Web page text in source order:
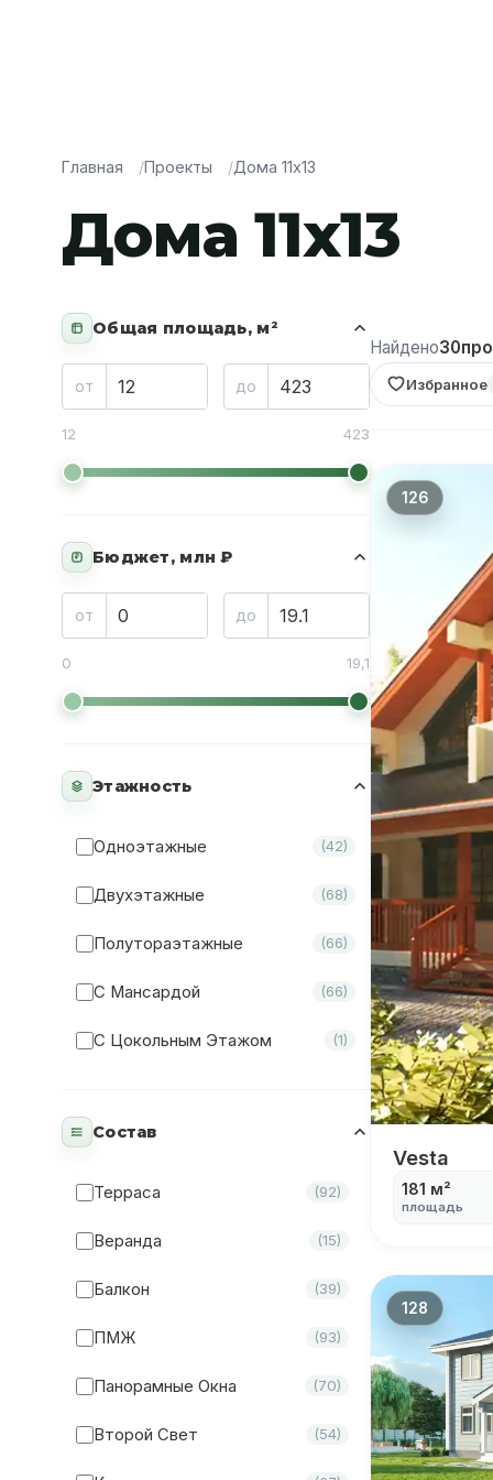
Главная Проекты Дома 11х13
Дома 11х13
Общая площадь, м²
от до
12 423
₽ Бюджет, млн ₽
от до
0 19,1
Этажность
Одноэтажные (42)
Двухэтажные (68)
Полутораэтажные (66)
С Мансардой (66)
С Цокольным Этажом (1)
Состав
Терраса (92)
Веранда (15)
Балкон (39)
ПМЖ (93)
Панорамные Окна (70)
Второй Свет (54)
Найдено30
Избранное
126
Vesta
Vesta
181 м²
площадь
128